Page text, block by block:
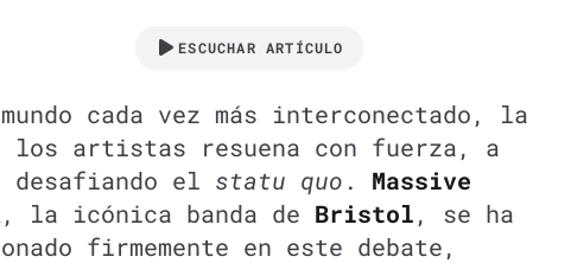
ESCUCHAR ARTÍCULO
cada vez más interconectado, la
los artistas resuena con fuerza, a
desafiando el statu quo . Massive
, la icónica banda de Bristol, se ha
firmemente en este debate,